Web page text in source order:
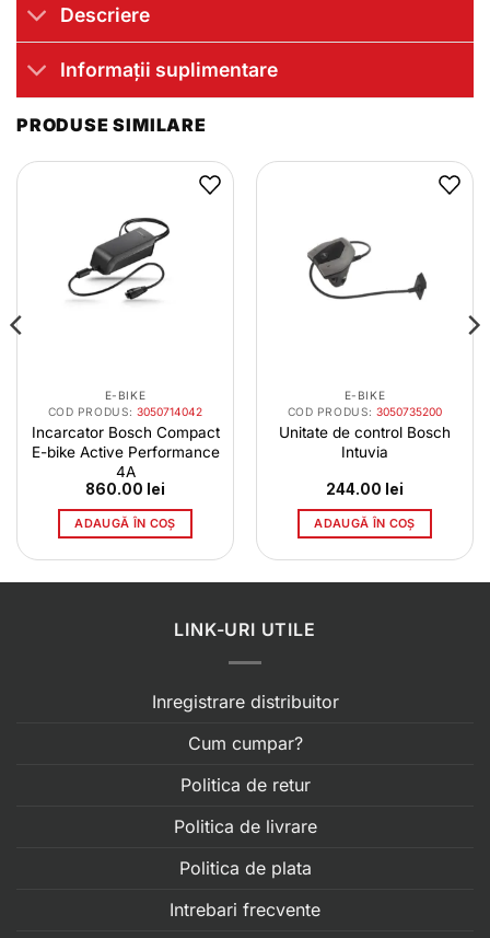
Descriere
Informații suplimentare
PRODUSE SIMILARE
E-BIKE
COD PRODUS:3050714042
Incarcator Bosch Compact
E-bike Active Performance
4A
860.00 lei
ADAUGĂ ÎN COȘ
E-BIKE
COD PRODUS:3050735200
Unitate de control Bosch
Intuvia
244.00 lei
ADAUGĂ ÎN COȘ
LINK-URI UTILE
Inregistrare distribuitor
Cum cumpar?
Politica de retur
Politica de livrare
Politica de plata
Intrebari frecvente